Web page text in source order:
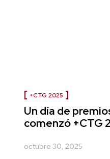
+CTG 2025
Un día de
comenzó +CTG
octubre 30, 2025